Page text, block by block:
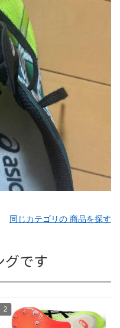
同じカテゴリの 商品を探す
グです